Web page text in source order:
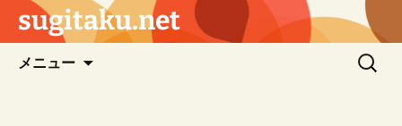
sugitaku.net
メニュー
検